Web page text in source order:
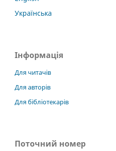
Українська
Інформація
Для читачів
Для авторів
Для бібліотекарів
Поточний номер